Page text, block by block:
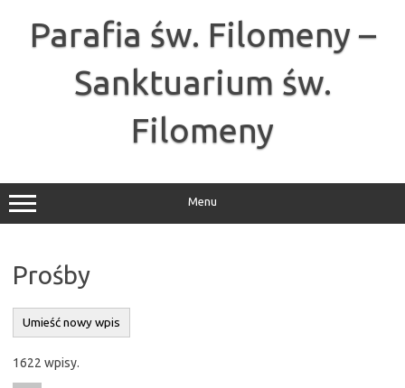
Parafia św. Filomeny –
Sanktuarium św.
Filomeny
Menu
Prośby
1622 wpisy.